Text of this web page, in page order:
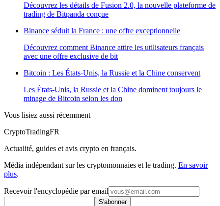
Découvrez les détails de Fusion 2.0, la nouvelle plateforme de
trading de Bitpanda conçue
Binance séduit la France : une offre exceptionnelle
Découvrez comment Binance attire les utilisateurs français
avec une offre exclusive de bit
Bitcoin : Les États-Unis, la Russie et la Chine conservent
Les États-Unis, la Russie et la Chine dominent toujours le
minage de Bitcoin selon les don
Vous lisiez aussi récemment
CryptoTradingFR
Actualité, guides et avis crypto en français.
Média indépendant sur les cryptomonnaies et le trading. En savoir
plus.
Recevoir l'encyclopédie par email
S'abonner